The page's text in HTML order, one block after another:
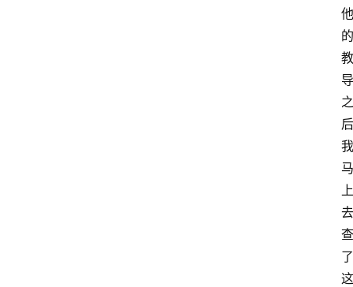
他
的
教
导
之
后
我
马
上
去
查
了
这